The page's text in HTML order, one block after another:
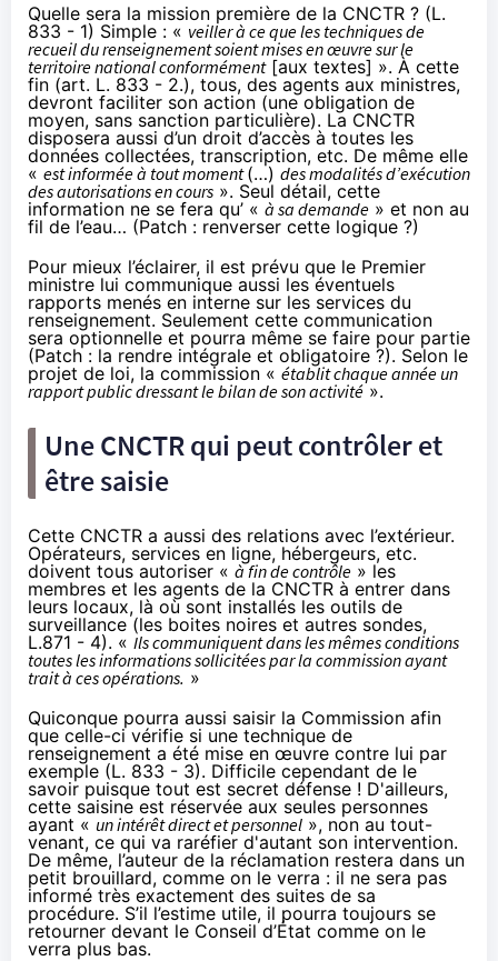
Quelle sera la mission première de la CNCTR ? (L.
833 - 1) Simple : « veiller à ce que les techniques de
recueil du renseignement soient mises en œuvre sur le
territoire national conformément[aux textes] ». À cette
fin (art. L. 833 - 2.), tous, des agents aux ministres,
devront faciliter son action (une obligation de
moyen, sans sanction particulière). La CNCTR
disposera aussi d’un droit d’accès à toutes les
données collectées, transcription, etc. De même elle
« est informée à tout moment(…) des modalités d’exécution
des autorisations en cours ». Seul détail, cette
information ne se fera qu’ « à sa demande » et non au
fil de l’eau… (Patch : renverser cette logique ?)
Pour mieux l’éclairer, il est prévu que le Premier
ministre lui communique aussi les éventuels
rapports menés en interne sur les services du
renseignement. Seulement cette communication
sera optionnelle et pourra même se faire pour partie
(Patch : la rendre intégrale et obligatoire ?). Selon le
projet de loi, la commission « établit chaque année un
rapport public dressant le bilan de son activité».
Une CNCTR qui peut contrôler et
être saisie
Cette CNCTR a aussi des relations avec l’extérieur.
Opérateurs, services en ligne, hébergeurs, etc.
doivent tous autoriser « à fin de contrôle » les
membres et les agents de la CNCTR à entrer dans
leurs locaux, là où sont installés les outils de
surveillance (les boites noires et autres sondes,
L.871 - 4). « Ils communiquent dans les mêmes conditions
toutes les informations sollicitées par la commission ayant
trait à ces opérations. »
Quiconque pourra aussi saisir la Commission afin
que celle-ci vérifie si une technique de
renseignement a été mise en œuvre contre lui par
exemple (L. 833 - 3). Difficile cependant de le
savoir puisque tout est secret défense ! D'ailleurs,
cette saisine est réservée aux seules personnes
ayant « un intérêt direct et personnel », non au tout-
venant, ce qui va raréfier d'autant son intervention.
De même, l’auteur de la réclamation restera dans un
petit brouillard, comme on le verra : il ne sera pas
informé très exactement des suites de sa
procédure. S’il l’estime utile, il pourra toujours se
retourner devant le Conseil d’État comme on le
verra plus bas.